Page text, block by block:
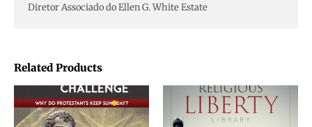
Diretor Associado do Ellen G. White Estate
Related Products